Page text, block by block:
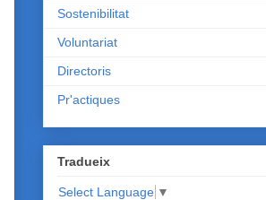
Sostenibilitat
Voluntariat
Directoris
Pr'actiques
Tradueix
Select Language ▼